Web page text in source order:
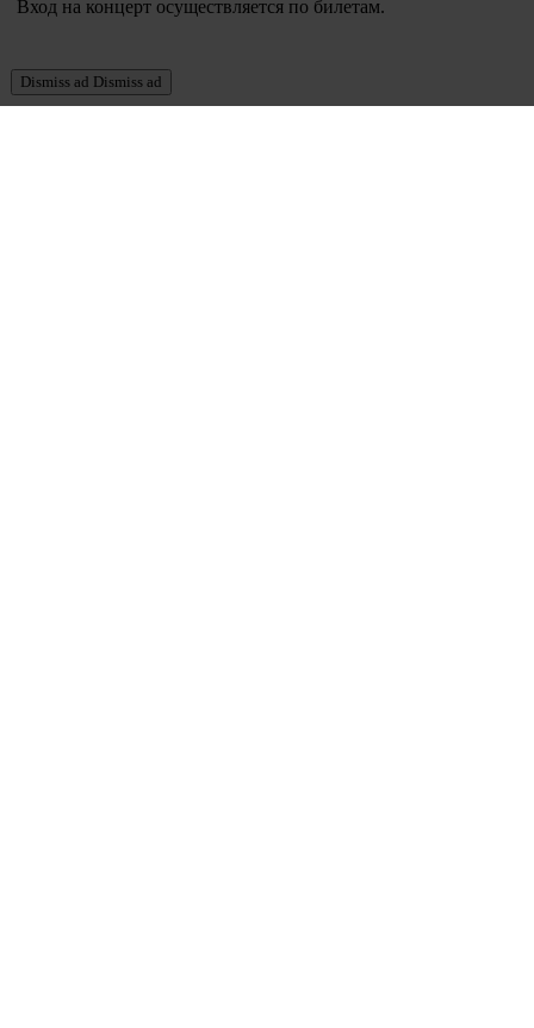
Вход на концерт осуществляется по билетам.
Dismiss ad Dismiss ad